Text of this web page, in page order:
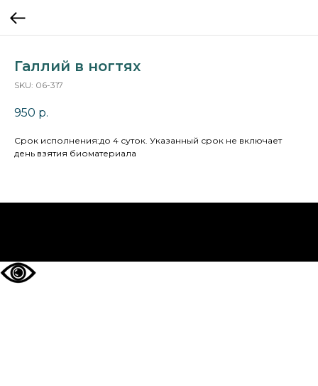
Галлий в ногтях
SKU: 06-317
950 р.
Cрок исполнения:до 4 суток. Указанный срок не включает
день взятия биоматериала